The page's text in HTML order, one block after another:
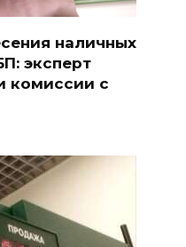
наличных
эксперт
комиссии с